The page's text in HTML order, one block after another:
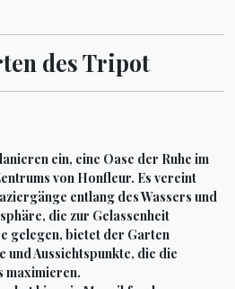
des Tripot
ein, eine Oase der Ruhe im
von Honfleur. Es vereint
entlang des Wassers und
die zur Gelassenheit
gelegen, bietet der Garten
und Aussichtspunkte, die die
maximieren.